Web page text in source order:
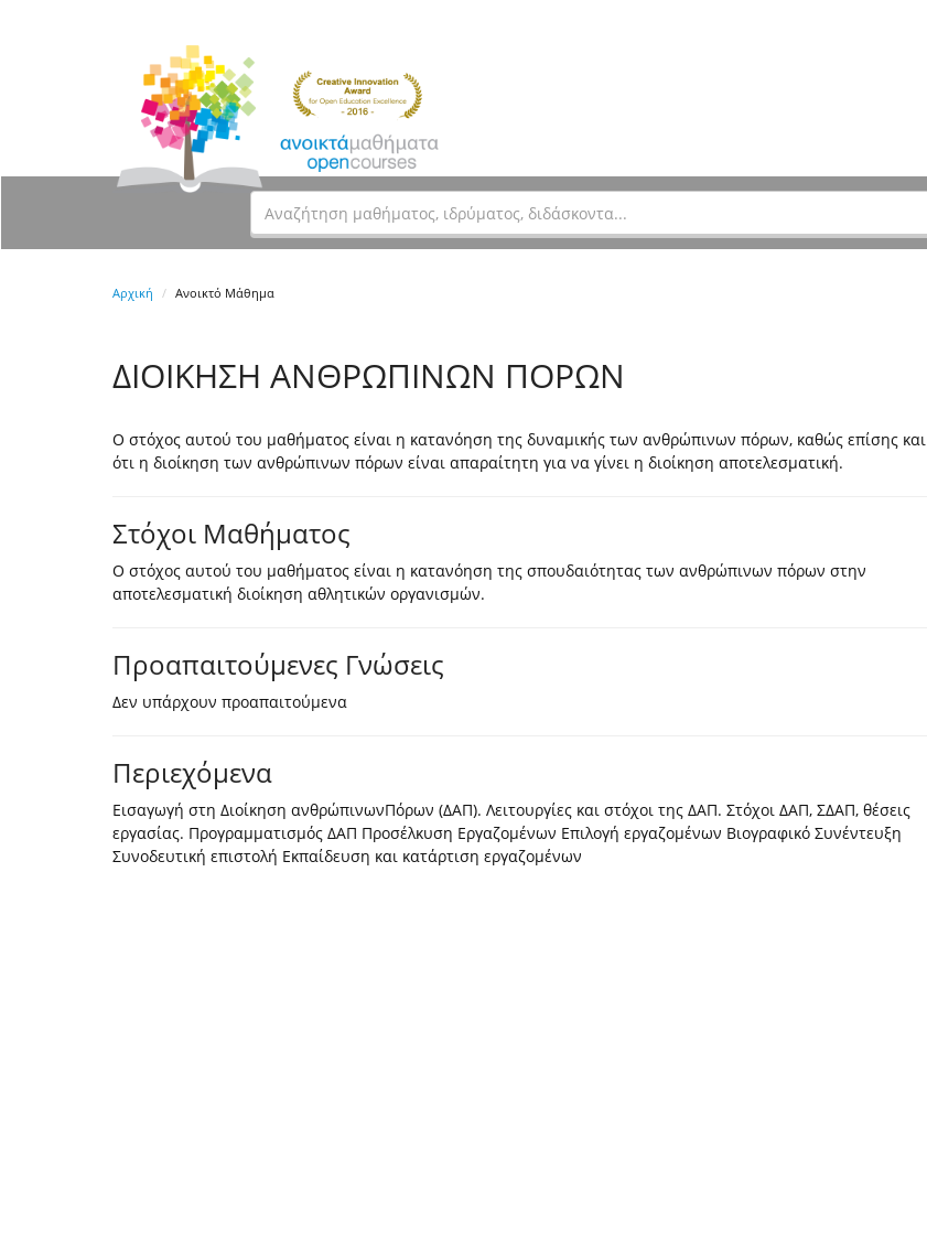
Αρχική Ανοικτό Μάθημα
ΔΙΟΙΚΗΣΗ ΑΝΘΡΩΠΙΝΩΝ ΠΟΡΩΝ
Ο στόχος αυτού του μαθήματος είναι η κατανόηση της δυναμικής των ανθρώπινων πόρων, καθώς επίσης και
ότι η διοίκηση των ανθρώπινων πόρων είναι απαραίτητη για να γίνει η διοίκηση αποτελεσματική.
Στόχοι Μαθήματος
Ο στόχος αυτού του μαθήματος είναι η κατανόηση της σπουδαιότητας των ανθρώπινων πόρων στην
αποτελεσματική διοίκηση αθλητικών οργανισμών.
Προαπαιτούμενες Γνώσεις
Δεν υπάρχουν προαπαιτούμενα
Περιεχόμενα
Εισαγωγή στη Διοίκηση ανθρώπινωνΠόρων (ΔΑΠ). Λειτουργίες και στόχοι της ΔΑΠ. Στόχοι ΔΑΠ, ΣΔΑΠ, θέσεις
εργασίας. Προγραμματισμός ΔΑΠ Προσέλκυση Εργαζομένων Επιλογή εργαζομένων Βιογραφικό Συνέντευξη
Συνοδευτική επιστολή Εκπαίδευση και κατάρτιση εργαζομένων